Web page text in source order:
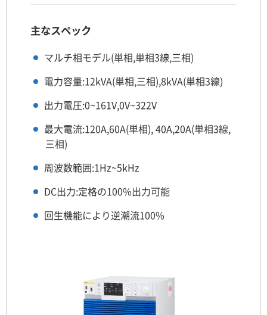
主なスペック
マルチ相モデル(単相,単相3線,三相)
電力容量:12kVA(単相,三相),8kVA(単相3線)
出力電圧:0~161V,0V~322V
最大電流:120A,60A(単相), 40A,20A(単相3線,
三相)
周波数範囲:1Hz~5kHz
DC出力:定格の100%出力可能
回生機能により逆潮流100%